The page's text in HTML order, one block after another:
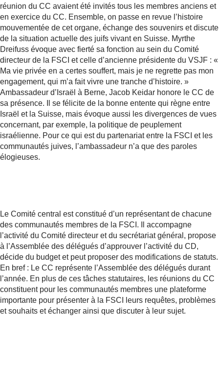
réunion du CC avaient été invités tous les membres anciens et
en exercice du CC. Ensemble, on passe en revue l’histoire
mouvementée de cet organe, échange des souvenirs et discute
de la situation actuelle des juifs vivant en Suisse. Myrthe
Dreifuss évoque avec fierté sa fonction au sein du Comité
directeur de la FSCI et celle d’ancienne présidente du VSJF : «
Ma vie privée en a certes souffert, mais je ne regrette pas mon
engagement, qui m’a fait vivre une tranche d’histoire. »
Ambassadeur d’Israël à Berne, Jacob Keidar honore le CC de
sa présence. Il se félicite de la bonne entente qui règne entre
Israël et la Suisse, mais évoque aussi les divergences de vues
concernant, par exemple, la politique de peuplement
israélienne. Pour ce qui est du partenariat entre la FSCI et les
communautés juives, l’ambassadeur n’a que des paroles
élogieuses.
Le Comité central est constitué d’un représentant de chacune
des communautés membres de la FSCI. Il accompagne
l’activité du Comité directeur et du secrétariat général, propose
à l’Assemblée des délégués d’approuver l’activité du CD,
décide du budget et peut proposer des modifications de statuts.
En bref : Le CC représente l’Assemblée des délégués durant
l’année. En plus de ces tâches statutaires, les réunions du CC
constituent pour les communautés membres une plateforme
importante pour présenter à la FSCI leurs requêtes, problèmes
et souhaits et échanger ainsi que discuter à leur sujet.